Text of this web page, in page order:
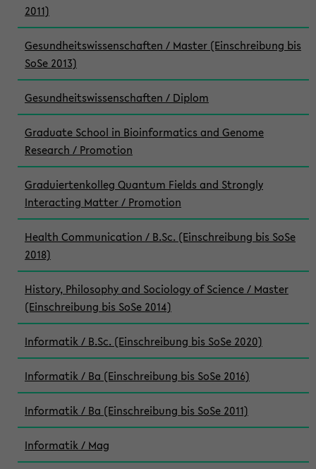
2011)
Gesundheitswissenschaften / Master (Einschreibung bis
SoSe 2013)
Gesundheitswissenschaften / Diplom
Graduate School in Bioinformatics and Genome
Research / Promotion
Graduiertenkolleg Quantum Fields and Strongly
Interacting Matter / Promotion
Health Communication / B.Sc. (Einschreibung bis SoSe
2018)
History, Philosophy and Sociology of Science / Master
(Einschreibung bis SoSe 2014)
Informatik / B.Sc. (Einschreibung bis SoSe 2020)
Informatik / Ba (Einschreibung bis SoSe 2016)
Informatik / Ba (Einschreibung bis SoSe 2011)
Informatik / Mag